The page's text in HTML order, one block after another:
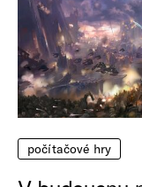
počítačové hry